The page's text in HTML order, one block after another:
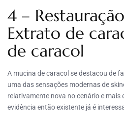
4 –
Extrato de
de caracol
A mucina de caracol se destacou de
uma das sensações modernas de
relativamente nova no cenário e mais
evidência então existente já é